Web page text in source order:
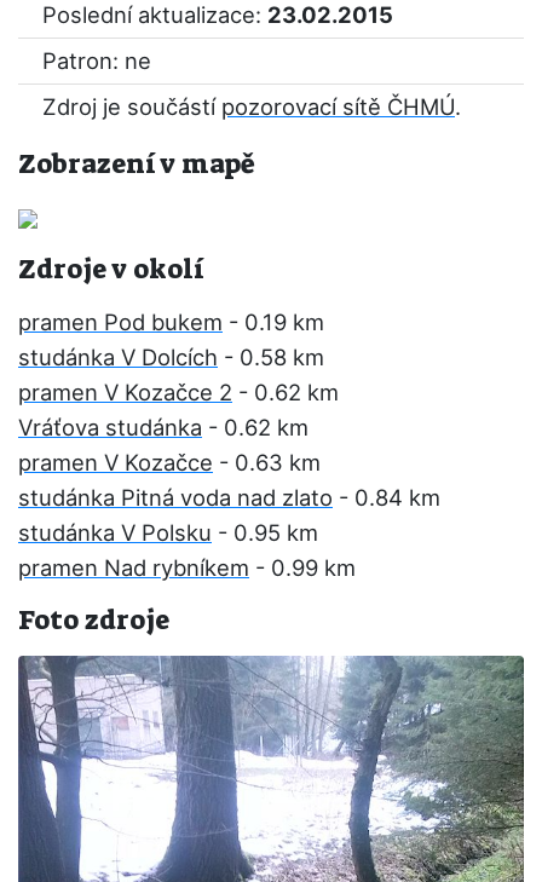
Poslední aktualizace: 23.02.2015
Patron: ne
Zdroj je součástí pozorovací sítě ČHMÚ.
Zobrazení v mapě
Zdroje v okolí
pramen Pod bukem - 0.19 km
studánka V Dolcích - 0.58 km
pramen V Kozačce 2 - 0.62 km
Vráťova studánka - 0.62 km
pramen V Kozačce - 0.63 km
studánka Pitná voda nad zlato - 0.84 km
studánka V Polsku - 0.95 km
pramen Nad rybníkem - 0.99 km
Foto zdroje